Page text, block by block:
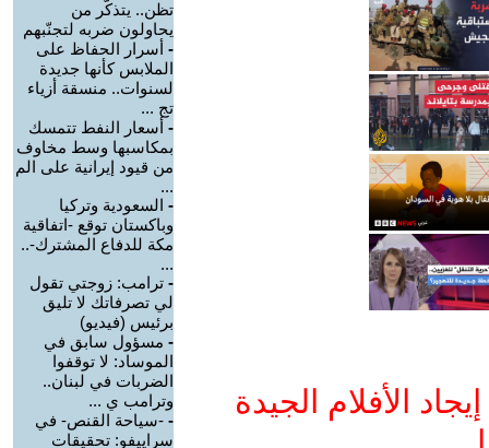
الأفلام الجيدة
تظن.. يتذكّر من
يحاولون ضربه لتجنّبهم
- أسرار الحفاظ على
الملابس كأنها جديدة
لسنوات.. منسقة أزياء
تج ...
- أسعار النفط تتمسك
بمكاسبها وسط مخاوف
من قيود إيرانية على الم
...
- السعودية وتركيا
وباكستان توقع -اتفاقية
مكة للدفاع المشترك-..
...
- ترامب: زوجتي تقول
لي تصرفاتك لا تليق
برئيس (فيديو)
- مسؤول سابق في
الموساد: لا توقفوا
الضربات في لبنان..
وترامب ي ...
- -سياحة القنص- في
سراييفو: تحقيقات